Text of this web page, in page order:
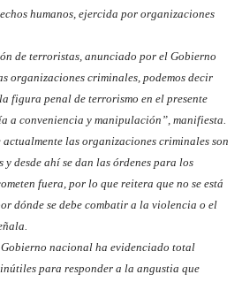
humanos, ejercida por organizaciones
de terroristas, anunciado por el Gobierno
organizaciones criminales, podemos decir
figura penal de terrorismo en el presente
a conveniencia y manipulación”, manifiesta.
las organizaciones criminales son
desde ahí se dan las órdenes para los
fuera, por lo que reitera que no se está
dónde se debe combatir a la violencia o el
nacional ha evidenciado total
para responder a la angustia que